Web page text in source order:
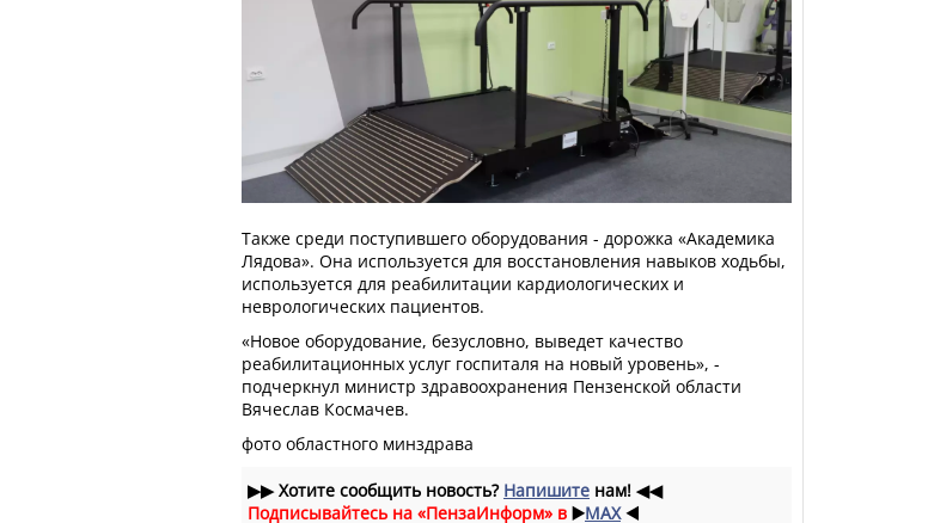
Также среди поступившего оборудования - дорожка «Академика
Лядова». Она используется для восстановления навыков ходьбы,
используется для реабилитации кардиологических и
неврологических пациентов.
«Новое оборудование, безусловно, выведет качество
реабилитационных услуг госпиталя на новый уровень», -
подчеркнул министр здравоохранения Пензенской области
Вячеслав Космачев.
фото областного минздрава
▶▶Хотите сообщить новость? Напишите нам! ◀◀
Подписывайтесь на «ПензаИнформ» в ▶️MAX ◀️